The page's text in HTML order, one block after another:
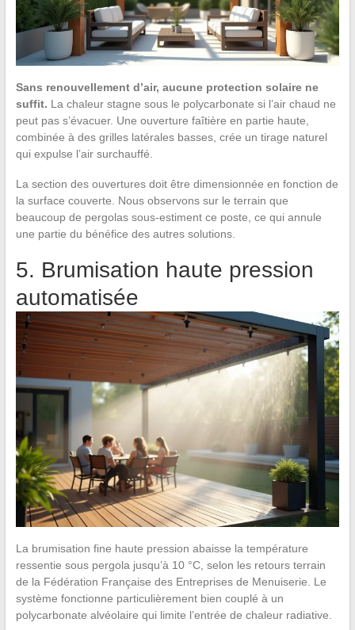
Sans renouvellement d’air, aucune protection solaire ne
suffit. La chaleur stagne sous le polycarbonate si l’air chaud ne
peut pas s’évacuer. Une ouverture faîtière en partie haute,
combinée à des grilles latérales basses, crée un tirage naturel
qui expulse l’air surchauffé.
La section des ouvertures doit être dimensionnée en fonction de
la surface couverte. Nous observons sur le terrain que
beaucoup de pergolas sous-estiment ce poste, ce qui annule
une partie du bénéfice des autres solutions.
5. Brumisation haute pression
automatisée
La brumisation fine haute pression abaisse la température
ressentie sous pergola jusqu’à 10 °C, selon les retours terrain
de la Fédération Française des Entreprises de Menuiserie. Le
système fonctionne particulièrement bien couplé à un
polycarbonate alvéolaire qui limite l’entrée de chaleur radiative.